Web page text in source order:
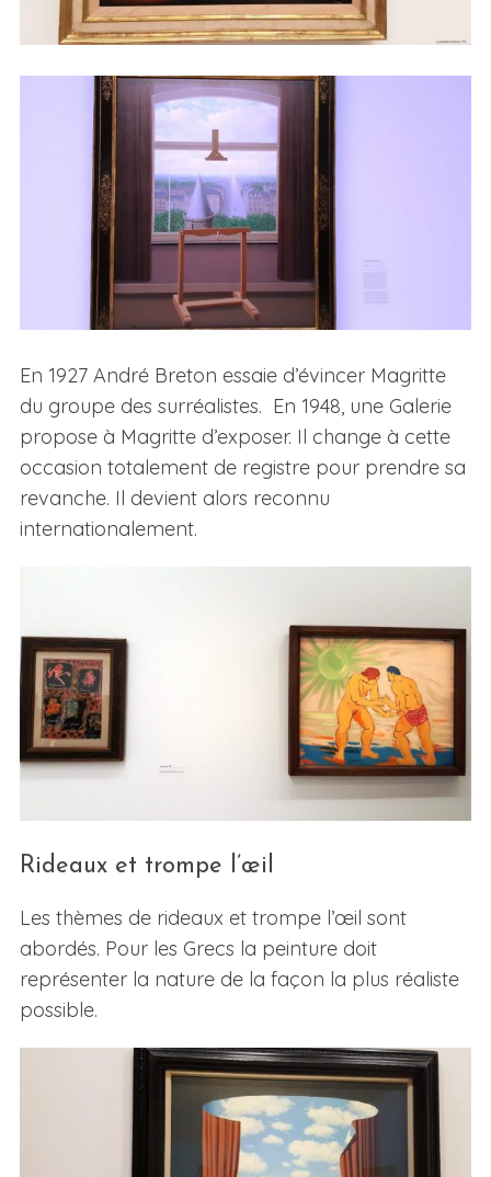
En 1927 André Breton essaie d’évincer Magritte
du groupe des surréalistes. En 1948, une Galerie
propose à Magritte d’exposer. Il change à cette
occasion totalement de registre pour prendre sa
revanche. Il devient alors reconnu
internationalement.
Rideaux et trompe l’œil
Les thèmes de rideaux et trompe l’œil sont
abordés. Pour les Grecs la peinture doit
représenter la nature de la façon la plus réaliste
possible.